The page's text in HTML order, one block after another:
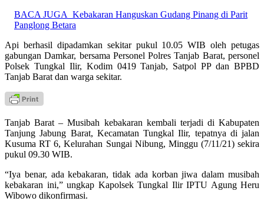
BACA JUGA Kebakaran Hanguskan Gudang Pinang di Parit
Panglong Betara
Api berhasil dipadamkan sekitar pukul 10.05 WIB oleh petugas
gabungan Damkar, bersama Personel Polres Tanjab Barat, personel
Polsek Tungkal Ilir, Kodim 0419 Tanjab, Satpol PP dan BPBD
Tanjab Barat dan warga sekitar.
Tanjab Barat – Musibah kebakaran kembali terjadi di Kabupaten
Tanjung Jabung Barat, Kecamatan Tungkal Ilir, tepatnya di jalan
Kusuma RT 6, Kelurahan Sungai Nibung, Minggu (7/11/21) sekira
pukul 09.30 WIB.
“Iya benar, ada kebakaran, tidak ada korban jiwa dalam musibah
kebakaran ini,” ungkap Kapolsek Tungkal Ilir IPTU Agung Heru
Wibowo dikonfirmasi.